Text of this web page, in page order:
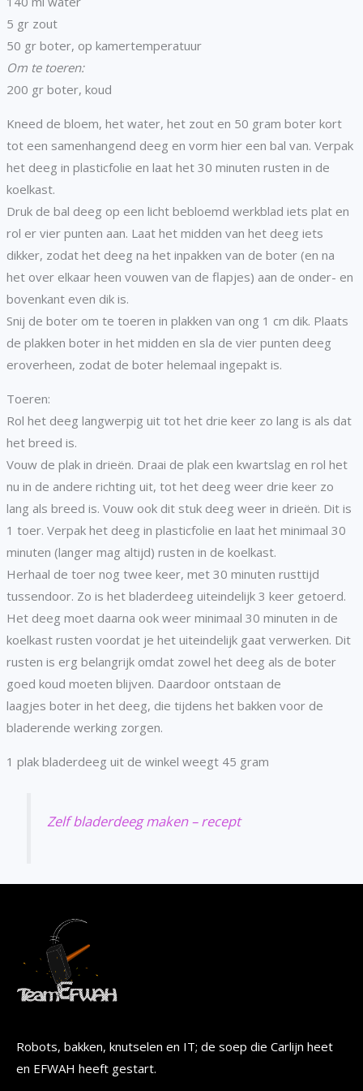
5 gr zout
50 gr boter, op kamertemperatuur
Om te toeren:
200 gr boter, koud
Kneed de bloem, het water, het zout en 50 gram boter kort
tot een samenhangend deeg en vorm hier een bal van. Verpak
het deeg in plasticfolie en laat het 30 minuten rusten in de
koelkast.
Druk de bal deeg op een licht bebloemd werkblad iets plat en
rol er vier punten aan. Laat het midden van het deeg iets
dikker, zodat het deeg na het inpakken van de boter (en na
het over elkaar heen vouwen van de flapjes) aan de onder- en
bovenkant even dik is.
Snij de boter om te toeren in plakken van ong 1 cm dik. Plaats
de plakken boter in het midden en sla de vier punten deeg
eroverheen, zodat de boter helemaal ingepakt is.
Toeren:
Rol het deeg langwerpig uit tot het drie keer zo lang is als dat
het breed is.
Vouw de plak in drieën. Draai de plak een kwartslag en rol het
nu in de andere richting uit, tot het deeg weer drie keer zo
lang als breed is. Vouw ook dit stuk deeg weer in drieën. Dit is
1 toer. Verpak het deeg in plasticfolie en laat het minimaal 30
minuten (langer mag altijd) rusten in de koelkast.
Herhaal de toer nog twee keer, met 30 minuten rusttijd
tussendoor. Zo is het bladerdeeg uiteindelijk 3 keer getoerd.
Het deeg moet daarna ook weer minimaal 30 minuten in de
koelkast rusten voordat je het uiteindelijk gaat verwerken. Dit
rusten is erg belangrijk omdat zowel het deeg als de boter
goed koud moeten blijven. Daardoor ontstaan de
laagjes boter in het deeg, die tijdens het bakken voor de
bladerende werking zorgen.
1 plak bladerdeeg uit de winkel weegt 45 gram
Zelf bladerdeeg maken – recept
Robots, bakken, knutselen en IT; de soep die Carlijn heet
en EFWAH heeft gestart.